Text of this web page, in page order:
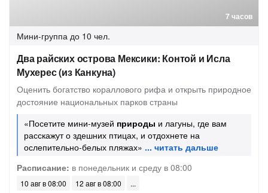
7 часов
Мини-группа до 10 чел.
Два райских острова Мексики: Контой и Исла
Мухерес (из Канкуна)
Оценить богатство кораллового рифа и открыть природное
достояние национальных парков страны
«Посетите мини-музей природы и лагуны, где вам
расскажут о здешних птицах, и отдохнете на
ослепительно-белых пляжах»
Расписание: в понедельник и среду в 08:00
10 авг в 08:00 12 авг в 08:00